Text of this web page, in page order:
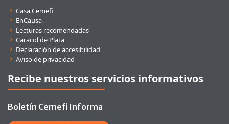
Casa Cemefi
EnCausa
Lecturas recomendadas
Caracol de Plata
Declaración de accesibilidad
Aviso de privacidad
Recibe nuestros servicios informativos
Boletín Cemefi Informa